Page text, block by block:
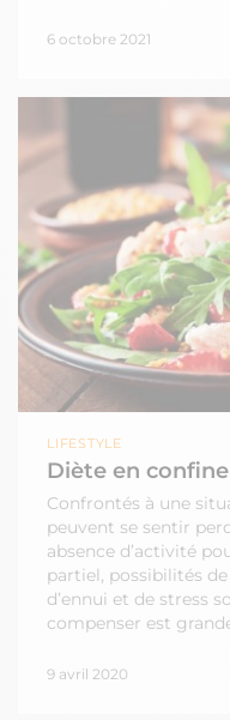
6 octobre 2021
LIFESTYLE
Diète en
Confrontés à une
peuvent se sentir
absence d’activité
partiel, possibilités
d’ennui et de stress
compenser est
9 avril 2020